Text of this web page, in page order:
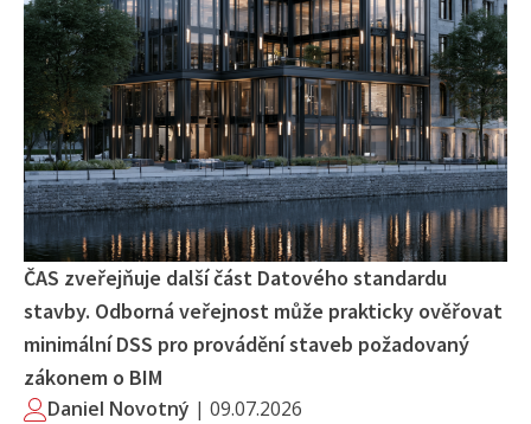
ČAS zveřejňuje další část Datového standardu
stavby. Odborná veřejnost může prakticky ověřovat
minimální DSS pro provádění staveb požadovaný
zákonem o BIM
Daniel Novotný | 09.07.2026